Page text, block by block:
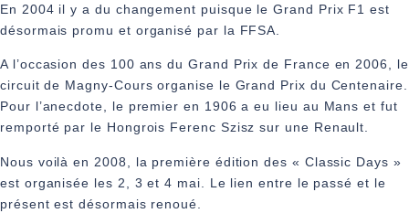
En 2004 il y a du changement puisque le Grand Prix F1 est
désormais promu et organisé par la FFSA.
A l’occasion des 100 ans du Grand Prix de France en 2006, le
circuit de Magny-Cours organise le Grand Prix du Centenaire.
Pour l’anecdote, le premier en 1906 a eu lieu au Mans et fut
remporté par le Hongrois Ferenc Szisz sur une Renault.
Nous voilà en 2008, la première édition des « Classic Days »
est organisée les 2, 3 et 4 mai. Le lien entre le passé et le
présent est désormais renoué.